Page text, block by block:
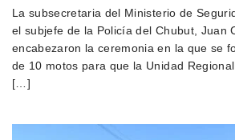
La subsecretaria del Ministerio de
el subjefe de la Policía del Chubut, Juan
encabezaron la ceremonia en la que se
de 10 motos para que la Unidad
[…]